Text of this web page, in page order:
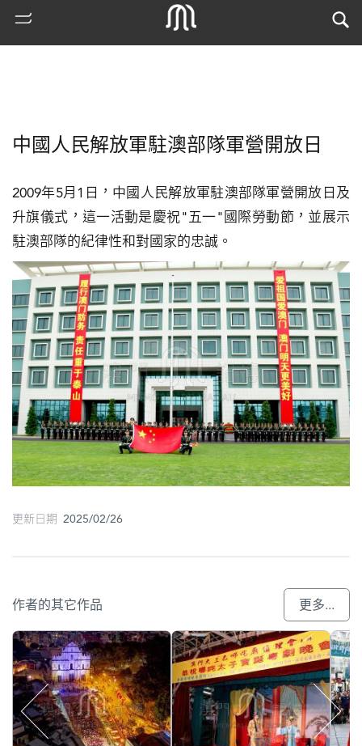
搜
索
中國人民解放軍駐澳部隊軍營開放日
2009年5月1日，中國人民解放軍駐澳部隊軍營開放日及
升旗儀式，這一活動是慶祝"五一"國際勞動節，並展示
駐澳部隊的紀律性和對國家的忠誠。
更新日期 2025/02/26
作者的其它作品 更多...